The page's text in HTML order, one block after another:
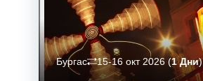
Бургас 15-16 окт 2026 (1 Дни)